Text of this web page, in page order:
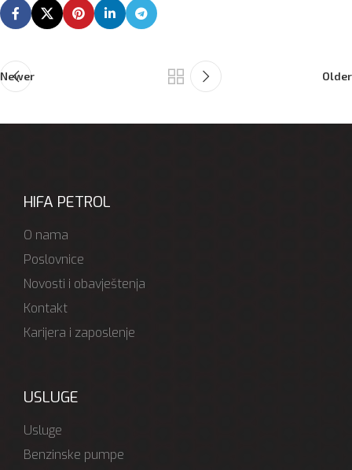
Newer Older
HIFA PETROL
O nama
Poslovnice
Novosti i obavještenja
Kontakt
Karijera i zaposlenje
USLUGE
Usluge
Benzinske pumpe